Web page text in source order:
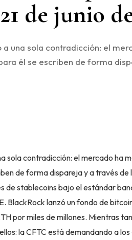
de junio
una sola contradicción: el
él se escriben de forma
sola contradicción: el mercado ha
de forma dispareja y a través
de stablecoins bajo el estándar
BlackRock lanzó un fondo de
por miles de millones. Mientras
la CFTC está demandando a